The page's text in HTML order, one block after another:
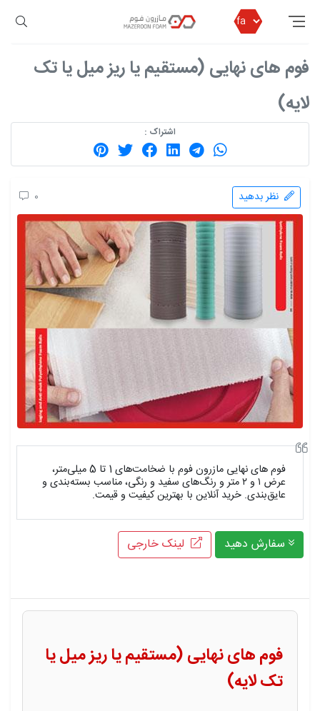
مازرون فوم محصولات
فوم پلی اتیلن
فوم های نهایی (مستقیم یا ریز میل یا تک لایه)
فوم های نهایی (مستقیم یا ریز میل یا تک
لایه)
اشتراک :
0
فوم های نهایی مازرون فوم با ضخامت‌های 1 تا 5 میلی‌متر،
عرض ۱ و ۲ متر و رنگ‌های سفید و رنگی، مناسب بسته‌بندی و
عایق‌بندی. خرید آنلاین با بهترین کیفیت و قیمت.
سفارش دهید لینک خارجی
فوم های نهایی (مستقیم یا ریز میل یا
تک لایه)